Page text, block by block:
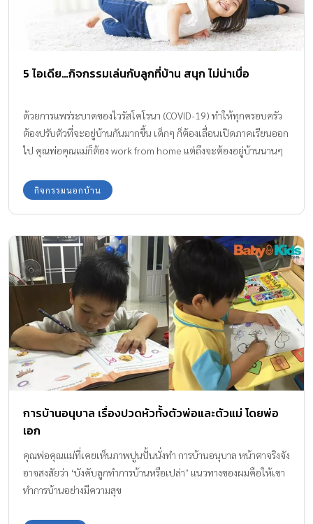
5 ไอเดีย…กิจกรรมเล่นกับลูกที่บ้าน สนุก ไม่น่าเบื่อ
ด้วยการแพร่ระบาดของไวรัสโคโรนา (COVID-19) ทำให้ทุกครอบครัว
ต้องปรับตัวที่จะอยู่บ้านกันมากขึ้น เด็กๆ ก็ต้องเลื่อนเปิดภาคเรียนออก
ไป คุณพ่อคุณแม่ก็ต้อง work from home แต่ถึงจะต้องอยู่บ้านนานๆ
ค่ะ สำหรับบ้านไหนที่มีลูกเล็ก เด็กวัยเรียน ถ้าจะให้อยู่บ้านเฉยๆ คง
เบื่อแย่เลยค่ะ จึงแนะนำว่าคุณพ่อคุณแม่ควรหา “กิจกรรมเล่นกับลูกที่
กิจกรรมนอกบ้าน
การบ้านอนุบาล เรื่องปวดหัวทั้งตัวพ่อและตัวแม่ โดยพ่อ
เอก
คุณพ่อคุณแม่ที่เคยเห็นภาพปูนปั้นนั่งทำ การบ้านอนุบาล หน้าตาจริงจัง
อาจสงสัยว่า ‘บังคับลูกทำการบ้านหรือเปล่า’ แนวทางของผมคือให้เขา
ทำการบ้านอย่างมีความสุข